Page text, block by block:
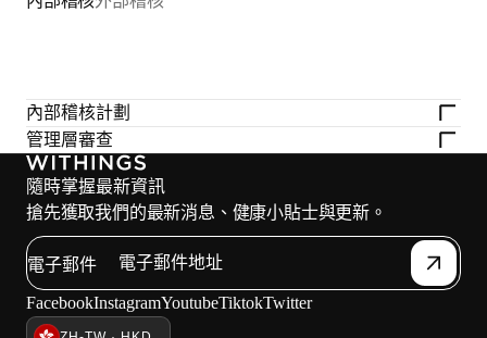
內部稽核計劃
管理層審查
隨時掌握最新資訊
搶先獲取我們的最新消息、健康小貼士與更新。
電子郵件
FacebookInstagramYoutubeTiktokTwitter